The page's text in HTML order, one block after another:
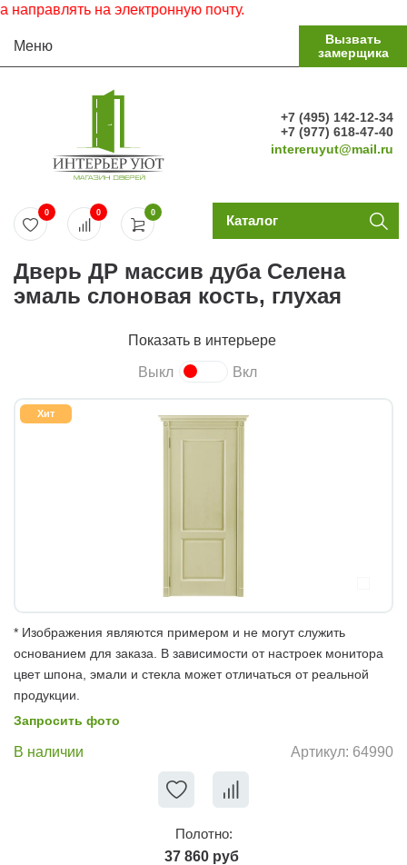
на электронную почту.
Меню
Вызвать
замерщика
+7 (495) 142-12-34
+7 (977) 618-47-40
intereruyut@mail.ru
0
0 0 Каталог
Дверь ДР массив дуба Селена
эмаль слоновая кость, глухая
Показать в интерьере
Выкл Вкл
Хит
* Изображения являются примером и не могут служить
основанием для заказа. В зависимости от настроек монитора
цвет шпона, эмали и стекла может отличаться от реальной
продукции.
Запросить фото
В наличии Артикул: 64990
Полотно:
37 860 руб